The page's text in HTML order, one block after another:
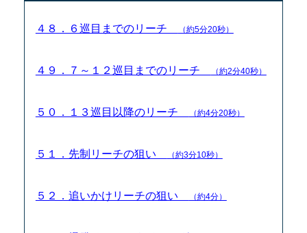
４８．６巡目までのリーチ （約5分20秒）
４９．７～１２巡目までのリーチ （約2分40秒）
５０．１３巡目以降のリーチ （約4分20秒）
５１．先制リーチの狙い （約3分10秒）
５２．追いかけリーチの狙い （約4分）